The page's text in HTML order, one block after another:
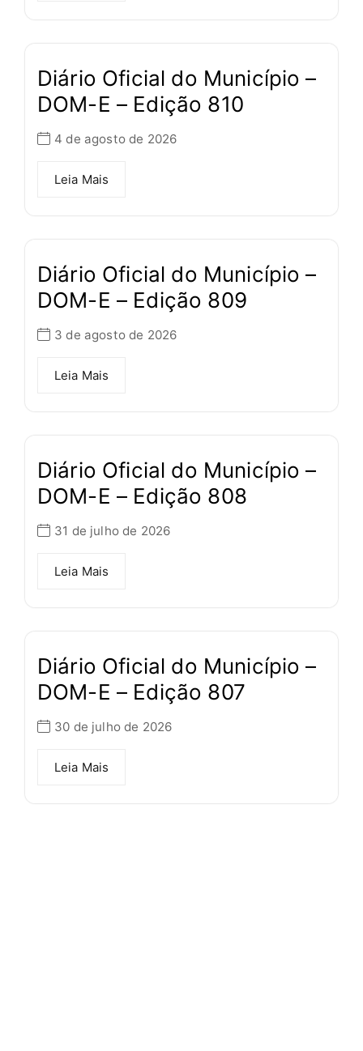
Diário Oficial do Município –
DOM-E – Edição 810
4 de agosto de 2026
Leia Mais
Diário Oficial do Município –
DOM-E – Edição 809
3 de agosto de 2026
Leia Mais
Diário Oficial do Município –
DOM-E – Edição 808
31 de julho de 2026
Leia Mais
Diário Oficial do Município –
DOM-E – Edição 807
30 de julho de 2026
Leia Mais